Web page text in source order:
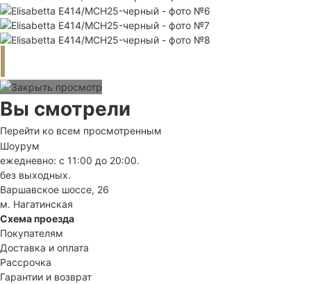
Вы смотрели
Перейти ко всем просмотренным
Шоурум
ежедневно: с 11:00 до 20:00.
без выходных.
Варшавское шоссе, 26
м. Нагатинская
Схема проезда
Покупателям
Доставка и оплата
Рассрочка
Гарантии и возврат